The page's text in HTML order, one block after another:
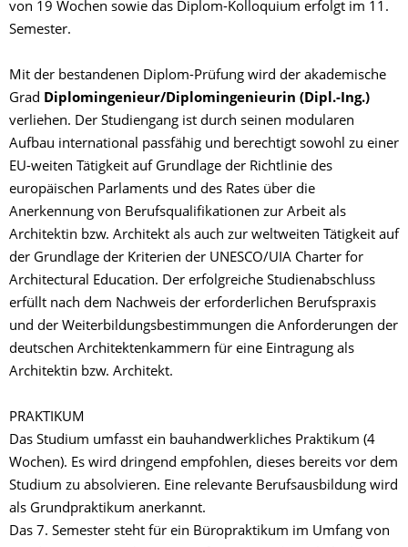
von 19 Wochen sowie das Diplom-Kolloquium erfolgt im 11.
Semester.
Mit der bestandenen Diplom-Prüfung wird der akademische
Grad Diplomingenieur/Diplomingenieurin (Dipl.-Ing.)
verliehen. Der Studiengang ist durch seinen modularen
Aufbau international passfähig und berechtigt sowohl zu einer
EU-weiten Tätigkeit auf Grundlage der Richtlinie des
europäischen Parlaments und des Rates über die
Anerkennung von Berufsqualifikationen zur Arbeit als
Architektin bzw. Architekt als auch zur weltweiten Tätigkeit auf
der Grundlage der Kriterien der UNESCO/UIA Charter for
Architectural Education. Der erfolgreiche Studienabschluss
erfüllt nach dem Nachweis der erforderlichen Berufspraxis
und der Weiterbildungsbestimmungen die Anforderungen der
deutschen Architektenkammern für eine Eintragung als
Architektin bzw. Architekt.
PRAKTIKUM
Das Studium umfasst ein bauhandwerkliches Praktikum (4
Wochen). Es wird dringend empfohlen, dieses bereits vor dem
Studium zu absolvieren. Eine relevante Berufsausbildung wird
als Grundpraktikum anerkannt.
Das 7. Semester steht für ein Büropraktikum im Umfang von